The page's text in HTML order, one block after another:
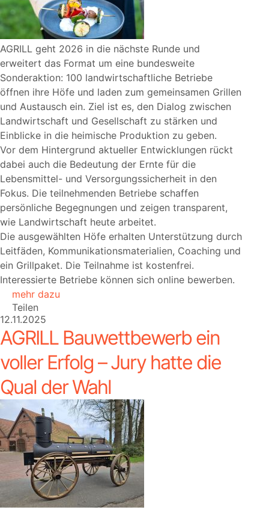
AGRILL geht 2026 in die nächste Runde und
erweitert das Format um eine bundesweite
Sonderaktion: 100 landwirtschaftliche Betriebe
öffnen ihre Höfe und laden zum gemeinsamen Grillen
und Austausch ein. Ziel ist es, den Dialog zwischen
Landwirtschaft und Gesellschaft zu stärken und
Einblicke in die heimische Produktion zu geben.
Vor dem Hintergrund aktueller Entwicklungen rückt
dabei auch die Bedeutung der Ernte für die
Lebensmittel- und Versorgungssicherheit in den
Fokus. Die teilnehmenden Betriebe schaffen
persönliche Begegnungen und zeigen transparent,
wie Landwirtschaft heute arbeitet.
Die ausgewählten Höfe erhalten Unterstützung durch
Leitfäden, Kommunikationsmaterialien, Coaching und
ein Grillpaket. Die Teilnahme ist kostenfrei.
Interessierte Betriebe können sich online bewerben.
mehr dazu
Teilen
12.11.2025
AGRILL Bauwettbewerb ein
voller Erfolg – Jury hatte die
Qual der Wahl